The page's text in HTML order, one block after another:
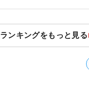
ランキングをもっと見る